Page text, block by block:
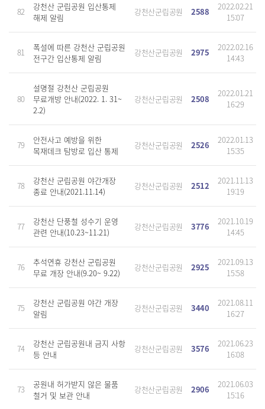
82
강천산 군립공원 입산통제
해제 알림
강천산군립공원 2588
2022.02.21
15:07
81
폭설에 따른 강천산 군립공원
전구간 입산통제 알림
강천산군립공원 2975
2022.02.16
14:43
80
설명절 강천산 군립공원
무료개방 안내(2022. 1. 31~
2.2)
강천산군립공원 2508
2022.01.21
16:29
79
안전사고 예방을 위한
목재데크 탐방로 입산 통제
강천산군립공원 2526
2022.01.13
15:35
78
강천산 군립공원 야간개장
종료 안내(2021.11.14)
강천산군립공원 2512
2021.11.13
19:19
77
강천산 단풍철 성수기 운영
관련 안내(10.23~11.21)
강천산군립공원 3776
2021.10.19
14:45
76
추석연휴 강천산 군립공원
무료 개장 안내(9.20~ 9.22)
강천산군립공원 2925
2021.09.13
15:58
75
강천산 군립공원 야간 개장
알림
강천산군립공원 3440
2021.08.11
16:27
74
강천산 군립공원내 금지 사항
등 안내
강천산군립공원 3576
2021.06.23
16:08
73
공원내 허가받지 않은 물품
철거 및 보관 안내
강천산군립공원 2906
2021.06.03
15:16